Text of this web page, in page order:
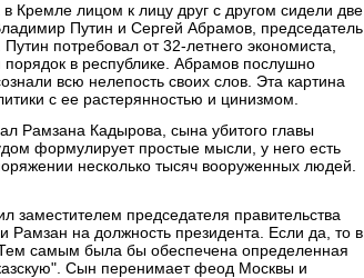
Кремле лицом к лицу друг с другом сидели две
Путин и Сергей Абрамов, председатель
потребовал от 32-летнего экономиста,
порядок в республике. Абрамов послушно
всю нелепость своих слов. Эта картина
с ее растерянностью и цинизмом.
Рамзана Кадырова, сына убитого главы
формулирует простые мысли, у него есть
несколько тысяч вооруженных людей.
председателя правительства
Рамзан на должность президента. Если да, то в
самым была бы обеспечена определенная
Сын перенимает феод Москвы и